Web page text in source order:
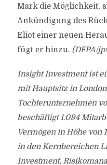
Mark die Möglichkeit,
Ankündigung des
Eliot einer neuen
fügt er hinzu. (DFPA/
Insight Investment ist
mit Hauptsitz in
Tochterunternehmen
beschäftigt 1.094
Vermögen in Höhe von
in den Kernbereichen
Investment,